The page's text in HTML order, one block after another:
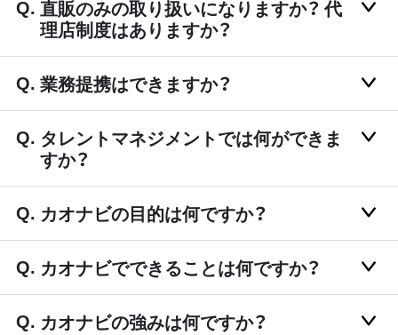
直販のみの取り扱いになりますか？ 代
理店制度はありますか？
業務提携はできますか？
タレントマネジメントでは何ができま
すか？
カオナビの目的は何ですか？
カオナビでできることは何ですか？
カオナビの強みは何ですか？